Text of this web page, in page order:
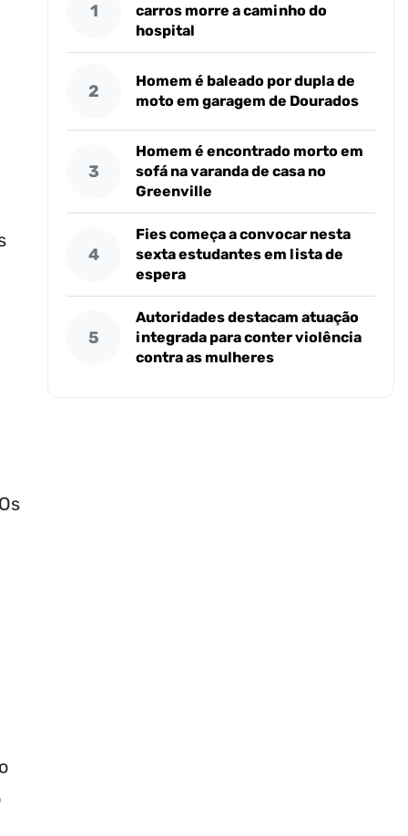
1
carros morre a caminho do
hospital
2
Homem é baleado por dupla de
moto em garagem de Dourados
3
Homem é encontrado morto em
sofá na varanda de casa no
Greenville
4
Fies começa a convocar nesta
sexta estudantes em lista de
espera
5
Autoridades destacam atuação
integrada para conter violência
contra as mulheres